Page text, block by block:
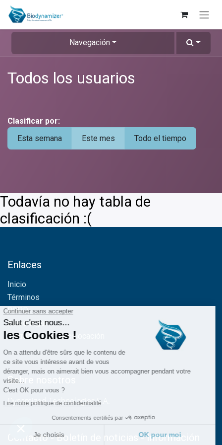
Navegación
Todos los usuarios
Clasificar por:
Esta semana
Este mes Todo el tiempo
Todavía no hay tabla de
clasificación :(
Enlaces
Inicio
Términos
RGPD
Aviso legal
Instrucciones de colocación
Sobre nosotros
Dynamized Technologies S.A.
Contacto - Boletín de noticias - Información